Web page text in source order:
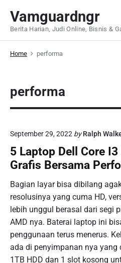
p
Vamguardngr
Berita Harian, Judi Online, Bisnis &
Home performa
performa
September 29, 2022 by Ralph
5 Laptop Dell Core
Grafis Bersama
Bagian layar bisa dibilang
resolusinya yang cuma HD,
lebih unggul berasal dari segi
AMD nya. Baterai laptop ini
penggunaan terus menerus.
ada di penyimpanan nya yang
1TB HDD dan 1 slot kosong